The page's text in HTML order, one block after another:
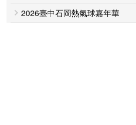
2026臺中石岡熱氣球嘉年華